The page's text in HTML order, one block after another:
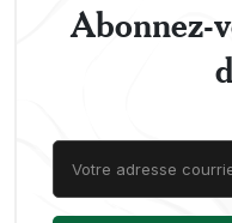
Abonnez-